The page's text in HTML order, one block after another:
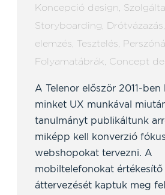
Koncepció design,
Storyboarding, Drótvázazás,
elemzés, Tesztelés,
Folyamatábrák, Concept
A Telenor először 2011-
minket UX munkával
tanulmányt publikáltunk
miképp kell konverzió
webshopokat tervezni. A
mobiltelefonokat értékesítő
áttervezését kaptuk meg